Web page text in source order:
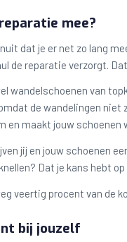
mee?
dat je er net zo lang
de reparatie verzorgt.
wandelschoenen van
de wandelingen
en maakt jouw schoenen
jij en jouw schoenen
Dat je kans hebt
veertig procent van de
bij jouzelf